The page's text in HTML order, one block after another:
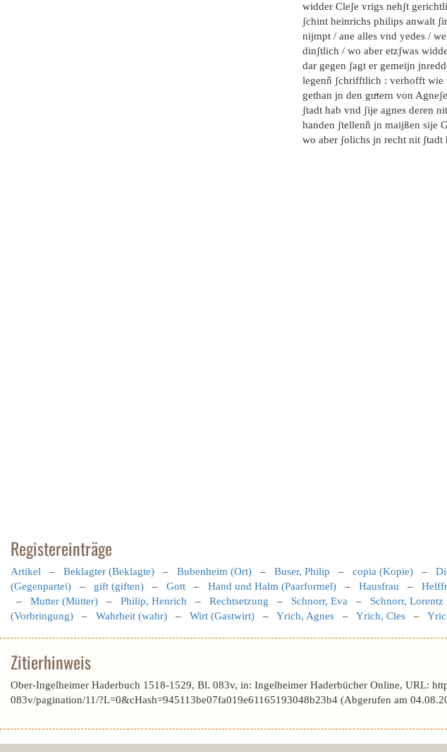
widder Cleʃe vrigs nehʃt
ʃchint heinrichs philips anwalt
nijmpt / ane alles vnd yedes /
dinʃtlich / wo aber etzʃwas
dar gegen ʃagt er gemeijn
legenň ʃchrifftlich : verhofft wie
gethan jn den guͤtern von
ʃtadt hab vnd ʃije agnes deren
handen ʃtellenň jn maijßen sije
wo aber ʃolichs jn recht nit
Registereinträge
Artikel – Beklagter (Beklagte) – Bubenheim (Ort) – Buser, Philip – copia (Kopie) –
(Gegenpartei) – gift (giften) – Gott – Hand und Halm (Paarformel) – Hausfrau –
– Mutter (Mütter) – Philip, Henrich – Rechtsetzung – Schnorr, Eva – Schnorr, Lorentz
(Vorbringung) – Wahrheit (wahr) – Wirt (Gastwirt) – Yrich, Agnes – Yrich, Cles –
Zitierhinweis
Ober-Ingelheimer Haderbuch 1518-1529, Bl. 083v, in: Ingelheimer Haderbücher Online, URL:
083v/pagination/11/?L=0&cHash=945113be07fa019e61165193048b23b4 (Abgerufen am